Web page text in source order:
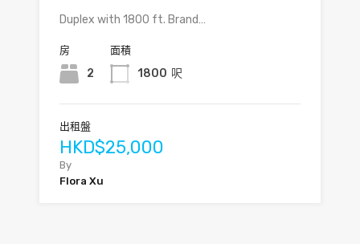
Duplex with 1800 ft. Brand…
房
2
面積
1800 呎
出租盤
HKD$25,000
By
Flora Xu